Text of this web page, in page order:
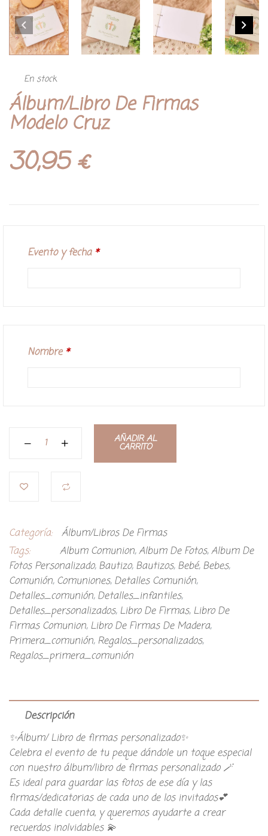
En stock
Álbum/libro De Firmas
Modelo Cruz
30,95€
Evento y fecha *
Nombre *
AÑADIR AL
CARRITO
Categoría:
Álbum/Libros De Firmas
Tags:
Album Comunion,Album De Fotos,Album De
Fotos Personalizado, Bautizo, Bautizos, Bebé, Bebes,
Comunión, Comuniones, Detalles Comunión,
Detalles_comunión, Detalles_infantiles,
Detalles_personalizados, Libro De Firmas, Libro De
Firmas Comunion, Libro De Firmas De Madera,
Primera_comunión, Regalos_personalizados,
Regalos_primera_comunión
Descripción
✨Álbum/ Libro de firmas personalizado✨
Celebra el evento de tu peque dándole un toque especial
con nuestro álbum/libro de firmas personalizado 🪄
Es ideal para guardar las fotos de ese día y las
firmas/dedicatorias de cada uno de los invitados💕
Cada detalle cuenta, y queremos ayudarte a crear
recuerdos inolvidables 💫